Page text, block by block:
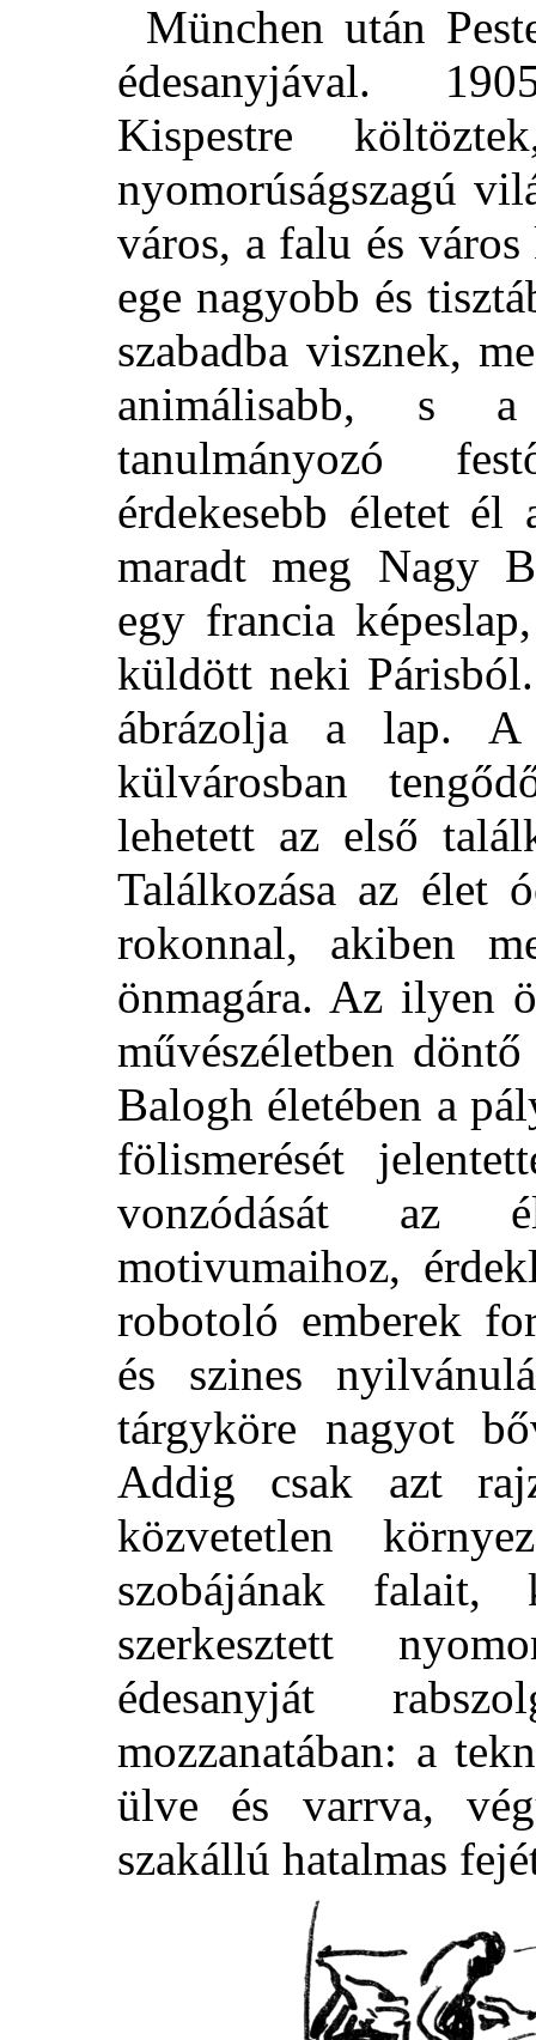
München után
édesanyjával.
Kispestre
nyomorúságszagú
város, a falu és
ege nagyobb és
szabadba visznek,
animálisabb, s
tanulmányozó
érdekesebb életet
maradt meg Nagy
egy francia
küldött neki
ábrázolja a lap. A
külvárosban
lehetett az első
Találkozása az élet
rokonnal, akiben
önmagára. Az ilyen
művészéletben
Balogh életében a
fölismerését
vonzódását az
motivumaihoz,
robotoló emberek
és szines
tárgyköre nagyot
Addig csak azt
közvetetlen
szobájának falait,
szerkesztett
édesanyját
mozzanatában: a
ülve és varrva,
szakállú hatalmas